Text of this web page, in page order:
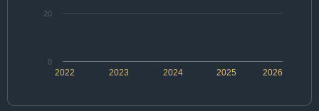
2022 2024 2026
2023 2025
0
20